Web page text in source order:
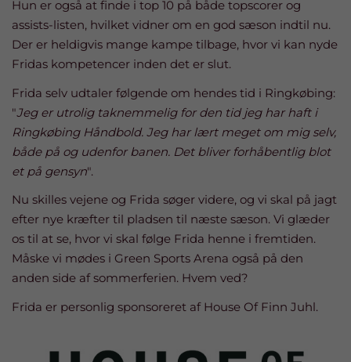
Hun er også at finde i top 10 på både topscorer og
assists-listen, hvilket vidner om en god sæson indtil nu.
Der er heldigvis mange kampe tilbage, hvor vi kan nyde
Fridas kompetencer inden det er slut.
Frida selv udtaler følgende om hendes tid i Ringkøbing:
"Jeg er utrolig taknemmelig for den tid jeg har haft i
Ringkøbing Håndbold. Jeg har lært meget om mig selv,
både på og udenfor banen. Det bliver forhåbentlig blot
et på gensyn".
Nu skilles vejene og Frida søger videre, og vi skal på jagt
efter nye kræfter til pladsen til næste sæson. Vi glæder
os til at se, hvor vi skal følge Frida henne i fremtiden.
Måske vi mødes i Green Sports Arena også på den
anden side af sommerferien. Hvem ved?
Frida er personlig sponsoreret af House Of Finn Juhl.